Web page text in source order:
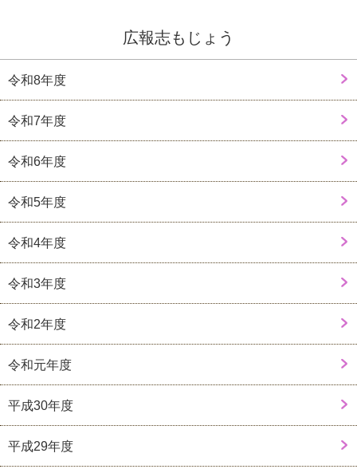
広報志もじょう
令和8年度
令和7年度
令和6年度
令和5年度
令和4年度
令和3年度
令和2年度
令和元年度
平成30年度
平成29年度